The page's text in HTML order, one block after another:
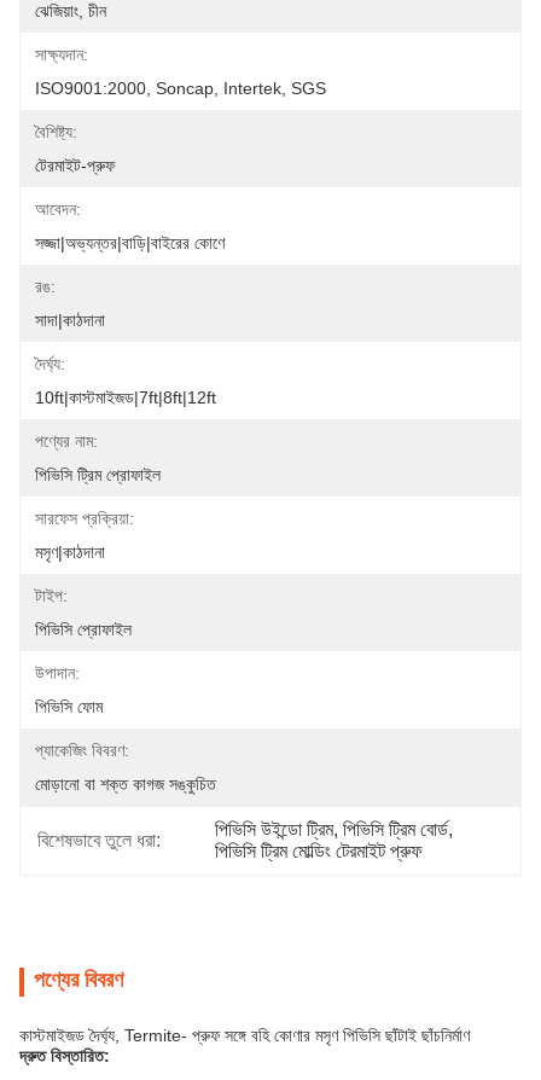
ঝেজিয়াং, চীন
সাক্ষ্যদান:
ISO9001:2000, Soncap, Intertek, SGS
বৈশিষ্ট্য:
টেরমাইট-প্রুফ
আবেদন:
সজ্জা|অভ্যন্তর|বাড়ি|বাইরের কোণে
রঙ:
সাদা|কাঠদানা
দৈর্ঘ্য:
10ft|কাস্টমাইজড|7ft|8ft|12ft
পণ্যের নাম:
পিভিসি ট্রিম প্রোফাইল
সারফেস প্রক্রিয়া:
মসৃণ|কাঠদানা
টাইপ:
পিভিসি প্রোফাইল
উপাদান:
পিভিসি ফোম
প্যাকেজিং বিবরণ:
মোড়ানো বা শক্ত কাগজ সঙ্কুচিত
বিশেষভাবে তুলে ধরা:
পিভিসি উইন্ডো ট্রিম, পিভিসি ট্রিম বোর্ড,
পিভিসি ট্রিম মোল্ডিং টেরমাইট প্রুফ
পণ্যের বিবরণ
কাস্টমাইজড দৈর্ঘ্য, Termite- প্রুফ সঙ্গে বহি কোণার মসৃণ পিভিসি ছাঁটাই ছাঁচনির্মাণ
দ্রুত বিস্তারিত: